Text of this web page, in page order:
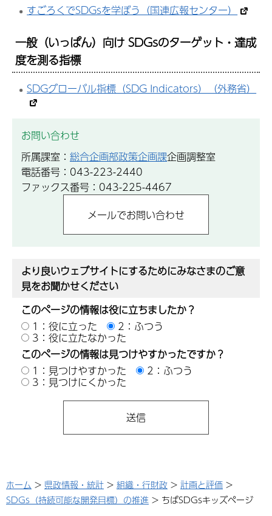
すごろくでSDGsを学ぼう（国連広報センター）
一般（いっぱん）向け SDGsのターゲット・達成
度を測る指標
SDGグローバル指標（SDG Indicators）（外務省）
お問い合わせ
所属課室： 総合企画部政策企画課企画調整室
電話番号：043-223-2440
ファックス番号：043-225-4467
より良いウェブサイトにするためにみなさまのご意
見をお聞かせください
このページの情報は役に立ちましたか？
1：役に立った
2：ふつう
3：役に立たなかった
このページの情報は見つけやすかったですか？
1：見つけやすかった
2：ふつう
3：見つけにくかった
ホーム > 県政情報・統計 > 組織・行財政 > 計画と評価 >
SDGs（持続可能な開発目標）の推進 > ちばSDGsキッズページ